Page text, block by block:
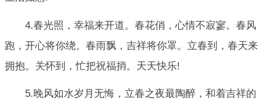
4.春光照，幸福来开道。春花俏，心情不寂寥。春风
跑，开心将你绕。春雨飘，吉祥将你罩。立春到，春天来
拥抱。关怀到，忙把祝福捎。天天快乐!
5.晚风如水岁月无悔，立春之夜最陶醉，和着吉祥的